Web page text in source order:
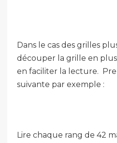
Dans le cas des grilles
découper la grille en
en faciliter la lecture.
suivante par exemple :
Lire chaque rang de 42